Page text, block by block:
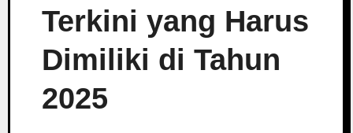
Terkini yang Harus
Dimiliki di Tahun
2025